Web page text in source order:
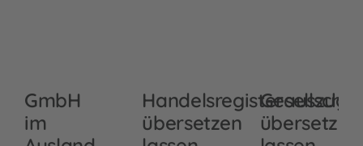
GmbH
im
Handelsregisterauszug
übersetzen
übersetzen